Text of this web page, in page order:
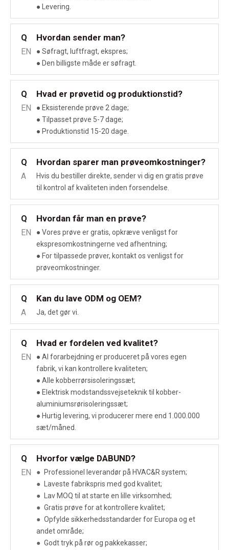
● Levering.
Q Hvordan sender man?
EN
● Søfragt, luftfragt, ekspres;
● Den billigste måde er søfragt.
Q Hvad er prøvetid og produktionstid?
EN
● Eksisterende prøve 2 dage;
● Tilpasset prøve 5-7 dage;
● Produktionstid 15-20 dage.
Q Hvordan sparer man prøveomkostninger?
A
Hvis du bestiller direkte, sender vi dig en gratis prøve
til kontrol af kvaliteten inden forsendelse.
Q Hvordan får man en prøve?
EN
● Vores prøve er gratis, opkræve venligst for
ekspresomkostningerne ved afhentning;
● For tilpassede prøver, kontakt os venligst for
prøveomkostninger.
Q Kan du lave ODM og OEM?
A Ja, det gør vi.
Q Hvad er fordelen ved kvalitet?
EN
● Al forarbejdning er produceret på vores egen
fabrik, vi kan kontrollere kvaliteten;
● Alle kobberrørsisoleringssæt;
● Elektrisk modstandssvejseteknik til kobber-
aluminiumsrørisoleringssæt;
● Hurtig levering, vi producerer mere end 1.000.000
sæt/måned.
Q Hvorfor vælge DABUND?
EN ● Professionel leverandør på HVAC&R system;
●
Laveste fabrikspris med god kvalitet;
●
Lav MOQ til at starte en lille virksomhed;
● Gratis prøve for at kontrollere kvalitet;
● Opfylde sikkerhedsstandarder for Europa og et
andet område;
● Godt tryk på rør og pakkekasser;